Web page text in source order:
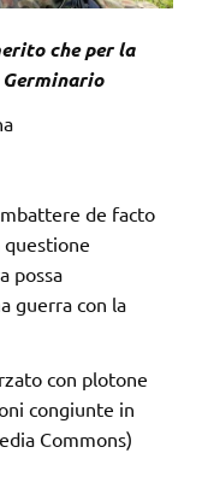
che per la
de facto
questione
possa
guerra con la
con plotone
congiunte in
Commons)